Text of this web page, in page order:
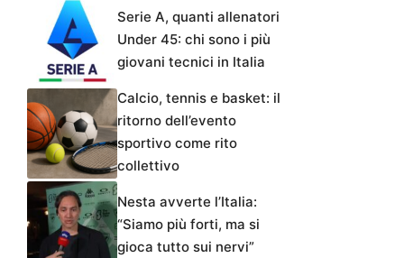
Serie A, quanti allenatori
Under 45: chi sono i più
giovani tecnici in Italia
Calcio, tennis e basket: il
ritorno dell’evento
sportivo come rito
collettivo
Nesta avverte l’Italia:
“Siamo più forti, ma si
gioca tutto sui nervi”